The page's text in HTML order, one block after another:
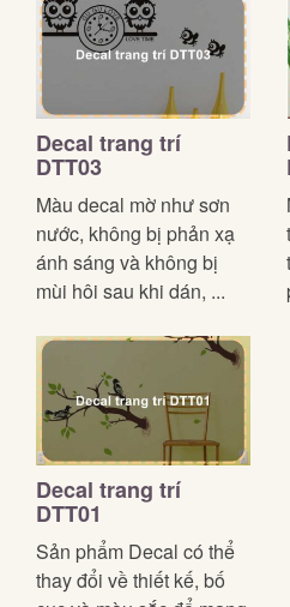
Decal trang trí
DTT03
Màu decal mờ như sơn
nước, không bị phản xạ
ánh sáng và không bị
mùi hôi sau khi dán, ...
Decal trang trí
DTT01
Sản phẩm Decal có thể
thay đổi về thiết kế, bố